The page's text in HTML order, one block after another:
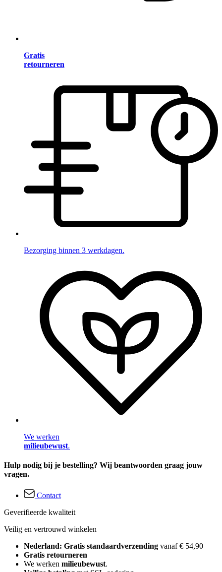
Gratis
retourneren
Bezorging binnen 3 werkdagen.
We werken
milieubewust.
Hulp nodig bij je bestelling? Wij beantwoorden graag jouw
vragen.
Contact
Geverifieerde kwaliteit
Veilig en vertrouwd winkelen
Nederland: Gratis standaardverzending vanaf € 54,90
Gratis retourneren
We werken milieubewust.